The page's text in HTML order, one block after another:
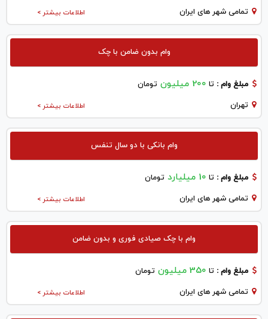
اطلاعات بیشتر > تمامی شهر های ایران
وام بدون ضامن با چک
مبلغ وام : تا 200 میلیون تومان
اطلاعات بیشتر > تهران
وام بانکی با دو سال تنفس
مبلغ وام : تا 10 میلیارد تومان
اطلاعات بیشتر > تمامی شهر های ایران
وام با چک صیادی فوری و بدون ضامن
مبلغ وام : تا 350 میلیون تومان
اطلاعات بیشتر > تمامی شهر های ایران